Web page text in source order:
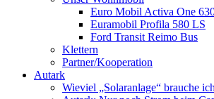
Euro Mobil Activa One
Euramobil Profila 580 LS
Ford Transit Reimo Bus
Klettern
Partner/Kooperation
Autark
Wieviel „Solaranlage“ brauche